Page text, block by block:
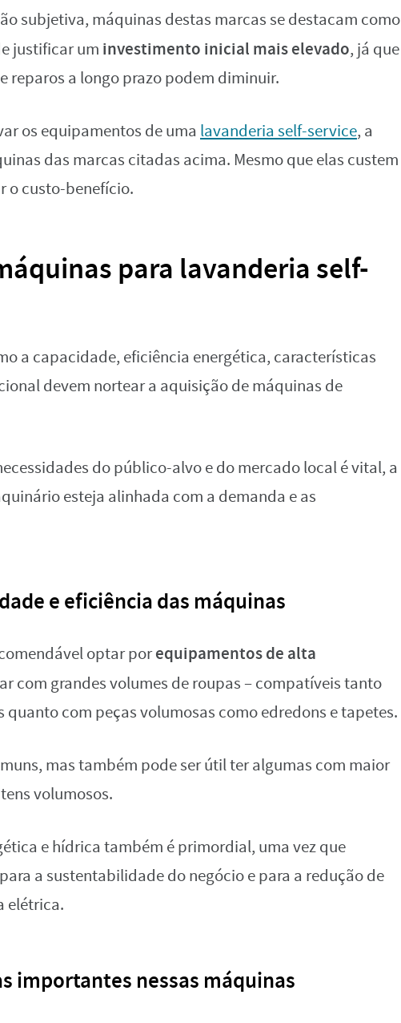
subjetiva, máquinas destas marcas se destacam como
justificar um investimento inicial mais elevado, já que
reparos a longo prazo podem diminuir.
os equipamentos de uma lavanderia self-service, a
das marcas citadas acima. Mesmo que elas custem
o custo-benefício.
para lavanderia self-
a capacidade, eficiência energética, características
devem nortear a aquisição de máquinas de
do público-alvo e do mercado local é vital, a
esteja alinhada com a demanda e as
e eficiência das máquinas
optar porequipamentos de alta
com grandes volumes de roupas – compatíveis tanto
com peças volumosas como edredons e tapetes.
mas também pode ser útil ter algumas com maior
volumosos.
e hídrica também é primordial, uma vez que
a sustentabilidade do negócio e para a redução de
elétrica.
importantes nessas máquinas